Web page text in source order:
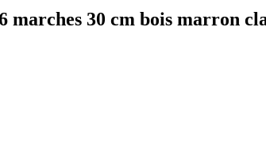
marches 30 cm bois marron